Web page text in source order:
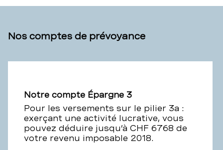
Nos comptes de prévoyance
Notre compte Épargne 3
Pour les versements sur le pilier 3a :
exerçant une activité lucrative, vous
pouvez déduire jusqu’à CHF 6768 de
votre revenu imposable 2018.